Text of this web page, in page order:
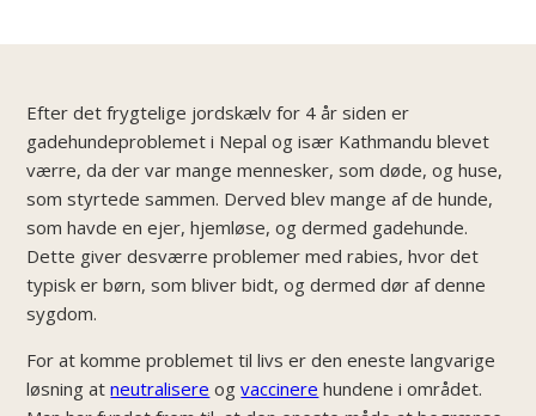
Efter det frygtelige jordskælv for 4 år siden er
gadehundeproblemet i Nepal og især Kathmandu blevet
værre, da der var mange mennesker, som døde, og huse,
som styrtede sammen. Derved blev mange af de hunde,
som havde en ejer, hjemløse, og dermed gadehunde.
Dette giver desværre problemer med rabies, hvor det
typisk er børn, som bliver bidt, og dermed dør af denne
sygdom.
For at komme problemet til livs er den eneste langvarige
løsning atneutralisere ogvaccinere hundene i området.